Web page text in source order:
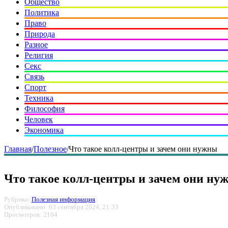
Общество
Политика
Право
Природа
Разное
Религия
Секс
Связь
Спорт
Техника
Философия
Человек
Экономика
Главная/Полезное/Что такое колл-центры и зачем они нужны
Что такое колл-центры и зачем они
Рубрика: Полезная информация
Опубликовано: 03 сентября 2024, 21:33
Просмотров: 2104